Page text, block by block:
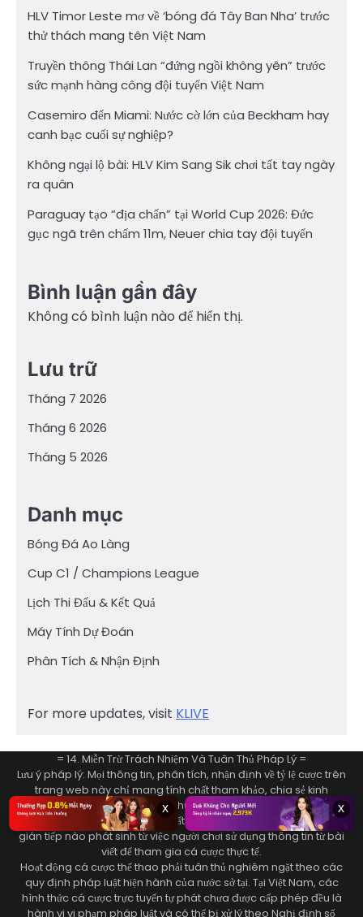
HLV Timor Leste mơ về ‘bóng đá Tây Ban Nha’ trước
thử thách mang tên Việt Nam
Truyền thông Thái Lan “đứng ngồi không yên” trước
sức mạnh hàng công đội tuyển Việt Nam
Casemiro đến Miami: Nước cờ lớn của Beckham hay
canh bạc cuối sự nghiệp?
Không ngại lộ bài: HLV Kim Sang Sik chơi tất tay ngày
ra quân
Paraguay tạo “địa chấn” tại World Cup 2026: Đức
gục ngã trên chấm 11m, Neuer chia tay đội tuyển
Bình luận gần đây
Không có bình luận nào để hiển thị.
Lưu trữ
Tháng 7 2026
Tháng 6 2026
Tháng 5 2026
Danh mục
Bóng Đá Ao Làng
Cup C1 / Champions League
Lịch Thi Đấu & Kết Quả
Máy Tính Dự Đoán
Phân Tích & Nhận Định
For more updates, visit KLIVE
= 14. Miễn Trừ Trách Nhiệm Và Tuân Thủ Pháp Lý =
Lưu ý pháp lý: Mọi thông tin, phân tích, nhận định về tỷ lệ cược trên
trang web này chỉ mang tính chất tham khảo, chia sẻ kinh
nghiệm học thuật và giải trí đơn thuần. Chúng tôi không chịu trách
nhiệm pháp lý cho bất kỳ tổn thất tài chính, thiệt hại trực tiếp hoặc
gián tiếp nào phát sinh từ việc người chơi sử dụng thông tin từ bài
viết để tham gia cá cược thực tế.
Hoạt động cá cược thể thao phải tuân thủ nghiêm ngặt theo các
quy định pháp luật hiện hành của nước sở tại. Tại Việt Nam, các
hình thức cá cược trực tuyến tự phát chưa được cấp phép đều là
hành vi vi phạm pháp luật và có thể bị xử lý theo Nghị định số
x x